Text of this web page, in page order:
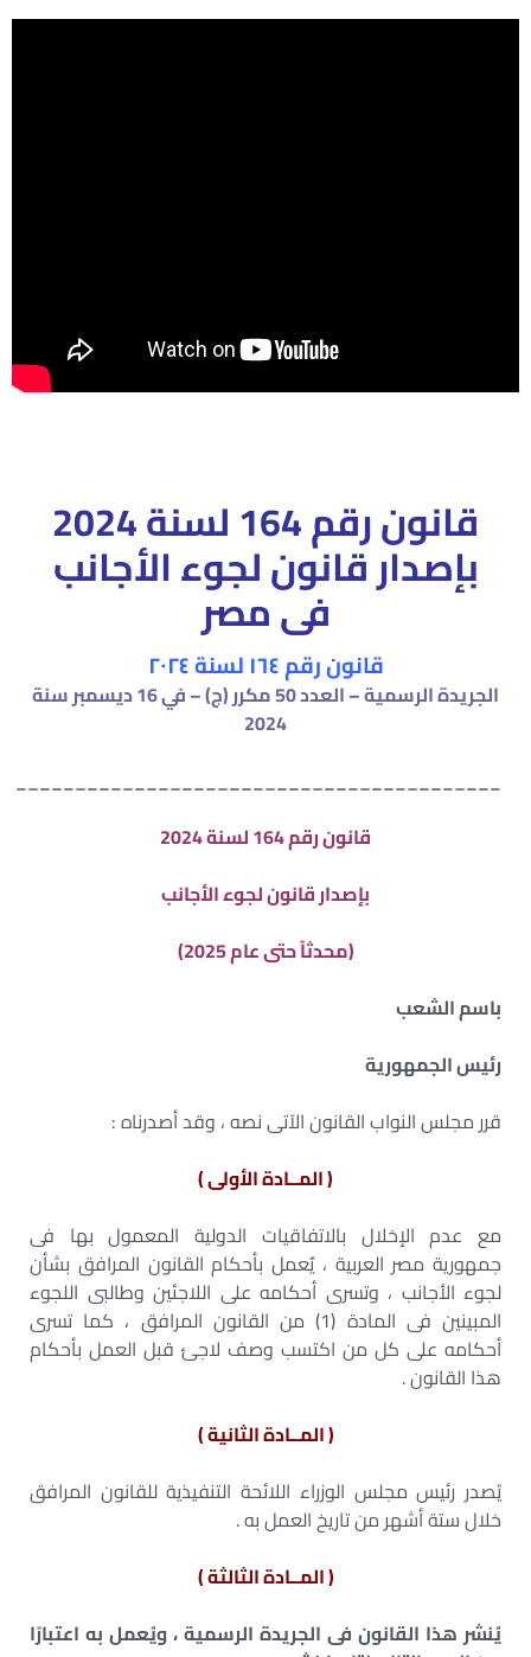
قانون رقم 164 لسنة 2024
بإصدار قانون لجوء الأجانب
فى مصر
قانون رقم ۱٦٤ لسنة ۲۰۲٤
الجريدة الرسمية – العدد 50 مكرر (ج) – في 16 ديسمبر سنة
2024
_________________________________________
قانون رقم 164 لسنة 2024
بإصدار قانون لجوء الأجانب
(محدثاً حتى عام 2025)
باسم الشعب
رئيس الجمهورية
قرر مجلس النواب القانون الآتى نصه ، وقد أصدرناه :
( المــادة الأولى )
مع عدم الإخلال بالاتفاقيات الدولية المعمول بها فى
جمهورية مصر العربية ، يٌعمل بأحكام القانون المرافق بشأن
لجوء الأجانب ، وتسرى أحكامه على اللاجئين وطالبى اللجوء
المبينين فى المادة (1) من القانون المرافق ، كما تسرى
أحكامه على كل من اكتسب وصف لاجئ قبل العمل بأحكام
هذا القانون .
( المــادة الثانية )
يُصدر رئيس مجلس الوزراء اللائحة التنفيذية للقانون المرافق
خلال ستة أشهر من تاريخ العمل به .
( المــادة الثالثة )
يُنشر هذا القانون فى الجريدة الرسمية ، ويُعمل به اعتبارًا